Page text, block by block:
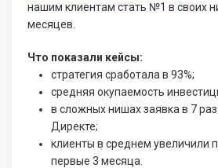
нашим клиентам стать №1 в своих
месяцев.
Что показали кейсы:
стратегия сработала в 93%;
средняя окупаемость
в сложных нишах заявка в 7
Директе;
клиенты в среднем увеличили
первые 3 месяца.